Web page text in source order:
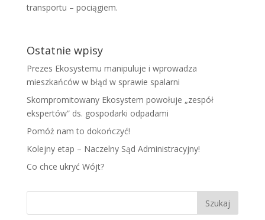
transportu – pociągiem.
Ostatnie wpisy
Prezes Ekosystemu manipuluje i wprowadza
mieszkańców w błąd w sprawie spalarni
Skompromitowany Ekosystem powołuje „zespół
ekspertów” ds. gospodarki odpadami
Pomóż nam to dokończyć!
Kolejny etap – Naczelny Sąd Administracyjny!
Co chce ukryć Wójt?